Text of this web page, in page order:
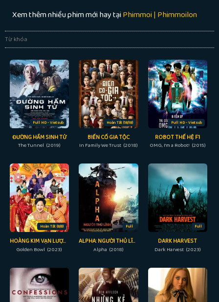
Xem thêm nhiều phim mới hay tạiPhimmoi | Phimmoilon
Từ khóa
Full HD - Vietsub
ĐƯỜNG HẦM SINH TỬ
The Tunnel (2019)
Hoàn Tất (18/18)
BIẾN CỐ GIA TỘC
In Family We Trust (2018)
Full HD - Vietsub
ROBOT THẾ HỆ F1
OMG, I'm a Robot! (2015)
Hoàn Tất (8/8)
HOÀNG KIM VẠN LƯỢNG
Golden Bowl (2023)
Full
ALPHA: NGƯỜI THỦ LĨNH
Alpha (2018)
Full
DARK HARVEST
Dark Harvest (2023)